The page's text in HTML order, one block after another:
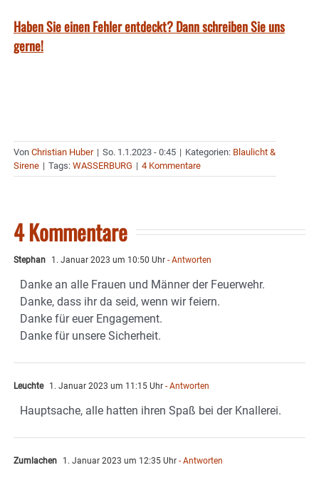
Haben Sie einen Fehler entdeckt? Dann schreiben Sie uns
gerne!
Von Christian Huber | So. 1.1.2023 - 0:45 | Kategorien: Blaulicht &
Sirene | Tags: WASSERBURG | 4 Kommentare
4 Kommentare
Stephan 1. Januar 2023 um 10:50 Uhr - Antworten
Danke an alle Frauen und Männer der Feuerwehr.
Danke, dass ihr da seid, wenn wir feiern.
Danke für euer Engagement.
Danke für unsere Sicherheit.
Leuchte 1. Januar 2023 um 11:15 Uhr - Antworten
Hauptsache, alle hatten ihren Spaß bei der Knallerei.
Zumlachen 1. Januar 2023 um 12:35 Uhr - Antworten